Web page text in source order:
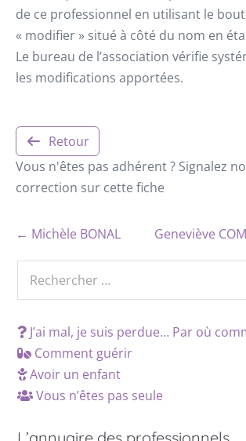
de ce professionnel en utilisant le
« modifier » situé à côté du nom en
Le bureau de l’association vérifie
les modifications apportées.
Retour
Vous n'êtes pas adhérent ? Signalez
correction sur cette fiche
← Michèle BONAL Geneviève
J’ai mal, je suis perdue… Par où
Comment guérir
Avoir un enfant
Vous n’êtes pas seule